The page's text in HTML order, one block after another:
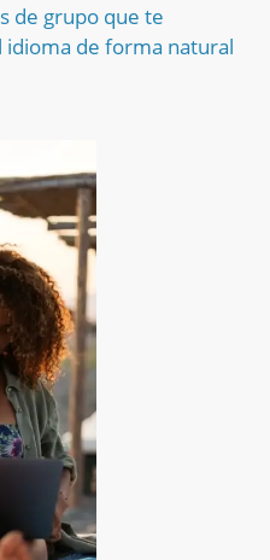
de grupo que te
idioma de forma natural